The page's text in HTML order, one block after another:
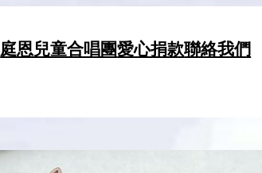
庭恩兒童合唱團愛心捐款聯絡我們